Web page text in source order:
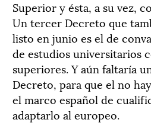
Superior y ésta, a su vez,
Un tercer Decreto que
listo en junio es el de
de estudios universitarios
superiores. Y aún faltaría
Decreto, para que el no
el marco español de
adaptarlo al europeo.